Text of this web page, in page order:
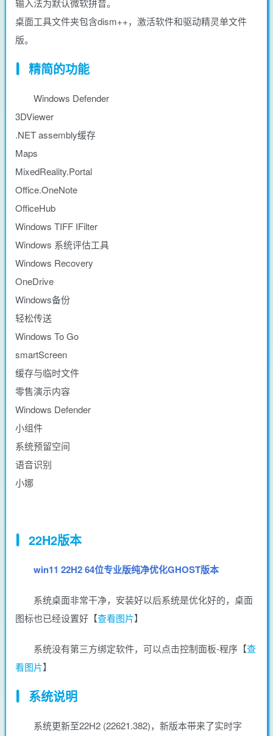
桌面工具文件夹包含dism++，激活软件和驱动精灵单文件
版。
精简的功能
Windows Defender
3DViewer
.NET assembly缓存
Maps
MixedReality.Portal
Office.OneNote
OfficeHub
Windows TIFF IFilter
Windows 系统评估工具
Windows Recovery
OneDrive
Windows备份
轻松传送
Windows To Go
smartScreen
缓存与临时文件
零售演示内容
Windows Defender
小组件
系统预留空间
语音识别
小娜
22H2版本
win11 22H2 64位专业版纯净优化GHOST版本
系统桌面非常干净，安装好以后系统是优化好的，桌面
图标也已经设置好【查看图片】
系统没有第三方绑定软件，可以点击控制面板-程序【查
看图片】
系统说明
系统更新至22H2 (22621.382)，新版本带来了实时字